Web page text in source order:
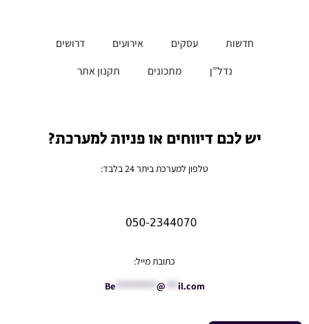
חדשות עסקים אירועים
דרושים
נדל”ן
מתכונים תקנון אתר
יש לכם דיווחים או פניות למערכת?
טלפון למערכת ביתר 24 בלבד:
כתובת מייל:
Be********** @ *** il.com